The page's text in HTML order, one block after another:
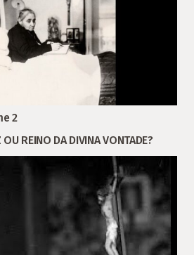
2
OU REINO DA DIVINA VONTADE?